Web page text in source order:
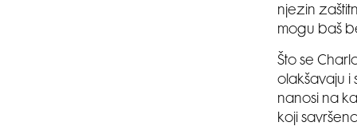
njezin
mogu baš
Što se
olakšavaju i
nanosi na
koji